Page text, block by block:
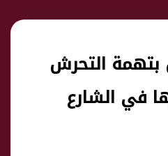
التحرش
في الشارع